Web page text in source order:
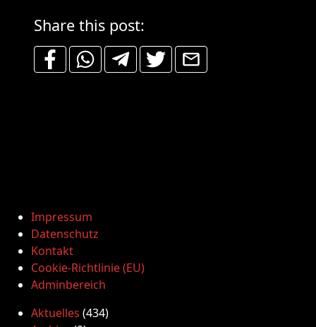
Share this post:
Impressum
Datenschutz
Kontakt
Cookie-Richtlinie (EU)
Adminbereich
Aktuelles (434)